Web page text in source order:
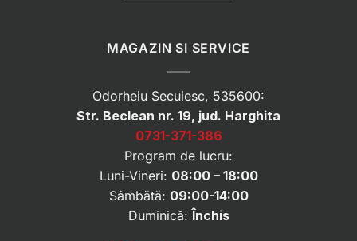
MAGAZIN SI SERVICE
Odorheiu Secuiesc, 535600:
Str. Beclean nr. 19, jud. Harghita
0731-371-386
Program de lucru:
Luni-Vineri: 08:00 – 18:00
Sâmbătă: 09:00-14:00
Duminică: Închis